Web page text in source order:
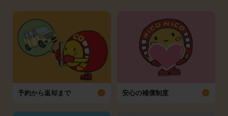
予約から返却まで 安心の補償制度